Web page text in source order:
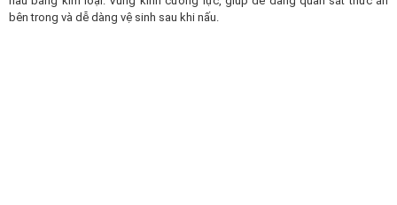
bên trong và dễ dàng vệ sinh sau khi nấu.